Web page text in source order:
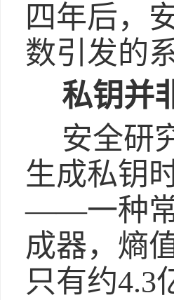
四年后，
数引发的
私钥并
安全研
生成私钥
——一种常
成器，熵
只有约4.3